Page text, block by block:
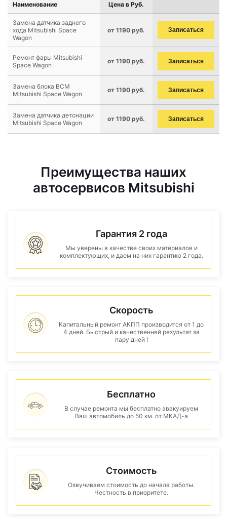
Наименование Цена в Руб.
Замена датчика заднего
хода Mitsubishi Space
Wagon
от 1190 руб. Записаться
Ремонт фары Mitsubishi
Space Wagon
от 1190 руб. Записаться
Замена блока BCM
Mitsubishi Space Wagon
от 1190 руб. Записаться
Замена датчика детонации
Mitsubishi Space Wagon
от 1190 руб. Записаться
Преимущества наших
автосервисов Mitsubishi
Гарантия 2 года
Мы уверены в качестве своих материалов и
комплектующих, и даем на них гарантию 2 года.
Скорость
Капитальный ремонт АКПП производится от 1 до
4 дней. Быстрый и качественнвй результат за
пару дней !
Бесплатно
В случае ремонта мы бесплатно эвакуируем
Ваш автомобиль до 50 км. от МКАД-а
Стоимость
Озвучиваем стоимость до начала работы.
Честность в приоритете.